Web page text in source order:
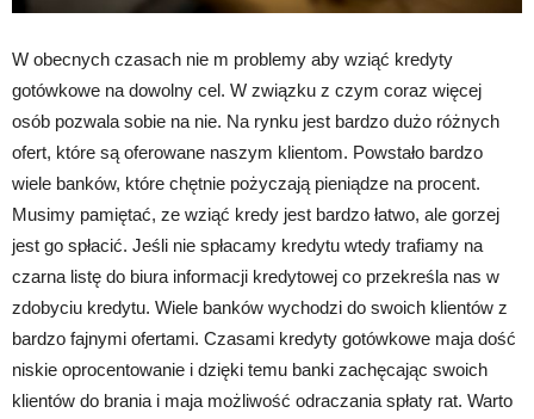
W obecnych czasach nie m problemy aby wziąć kredyty
gotówkowe na dowolny cel. W związku z czym coraz więcej
osób pozwala sobie na nie. Na rynku jest bardzo dużo różnych
ofert, które są oferowane naszym klientom. Powstało bardzo
wiele banków, które chętnie pożyczają pieniądze na procent.
Musimy pamiętać, ze wziąć kredy jest bardzo łatwo, ale gorzej
jest go spłacić. Jeśli nie spłacamy kredytu wtedy trafiamy na
czarna listę do biura informacji kredytowej co przekreśla nas w
zdobyciu kredytu. Wiele banków wychodzi do swoich klientów z
bardzo fajnymi ofertami. Czasami kredyty gotówkowe maja dość
niskie oprocentowanie i dzięki temu banki zachęcając swoich
klientów do brania i maja możliwość odraczania spłaty rat. Warto